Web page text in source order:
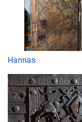
Hannas